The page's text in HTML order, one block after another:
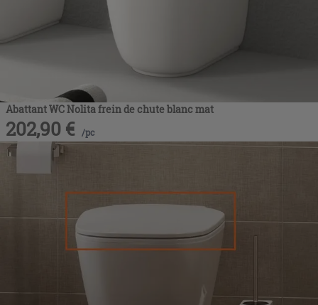
Abattant WC Nolita frein de chute blanc mat
202,90 € /pc